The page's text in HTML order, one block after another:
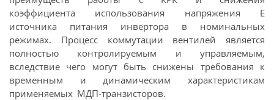
коэффициента использования напряжения Е
источника питания инвертора в номинальных
режимах. Процесс коммутации вентилей является
полностью контролируемым и управляемым,
вследствие чего могут быть снижены требования к
временным и динамическим характеристикам
применяемых МДП-транзисторов.